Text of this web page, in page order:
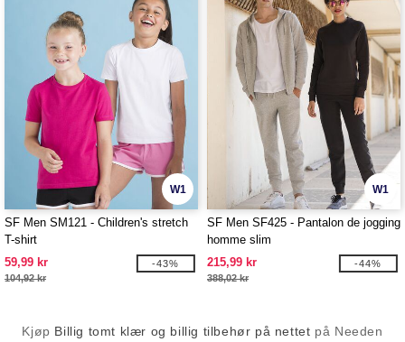
W1
SF Men SM121 - Children's stretch
T-shirt
59,99 kr
104,92 kr
-43%
W1
SF Men SF425 - Pantalon de jogging
homme slim
215,99 kr
388,02 kr
-44%
Kjøp Billig tomt klær og billig tilbehør på nettet på Needen